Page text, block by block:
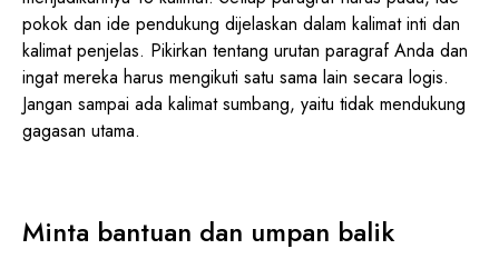
pokok dan ide pendukung dijelaskan dalam kalimat inti dan
kalimat penjelas. Pikirkan tentang urutan paragraf Anda dan
ingat mereka harus mengikuti satu sama lain secara logis.
Jangan sampai ada kalimat sumbang, yaitu tidak mendukung
gagasan utama.
Minta bantuan dan umpan balik